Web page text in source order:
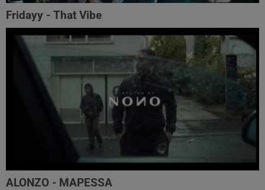
Fridayy - That Vibe
ALONZO - MAPESSA